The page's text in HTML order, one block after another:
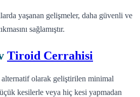
yaşanan gelişmeler, daha güvenli ve
sağlamıştır.
Tiroid Cerrahisi
alternatif olarak geliştirilen minimal
kesilerle veya hiç kesi yapmadan